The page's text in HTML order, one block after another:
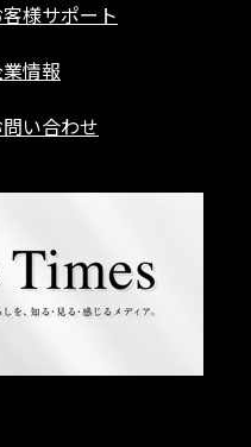
様サポート
情報
い合わせ